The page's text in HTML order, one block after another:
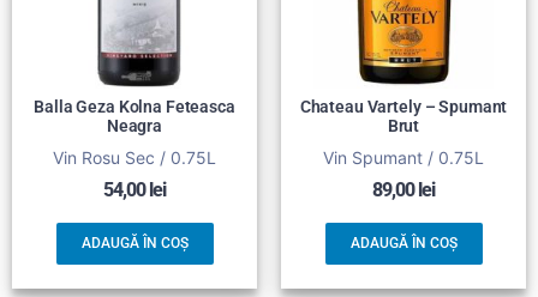
Balla Geza Kolna Feteasca
Neagra
Vin Rosu Sec / 0.75L
54,00 lei
ADAUGĂ ÎN COȘ
Chateau Vartely – Spumant
Brut
Vin Spumant / 0.75L
89,00 lei
ADAUGĂ ÎN COȘ